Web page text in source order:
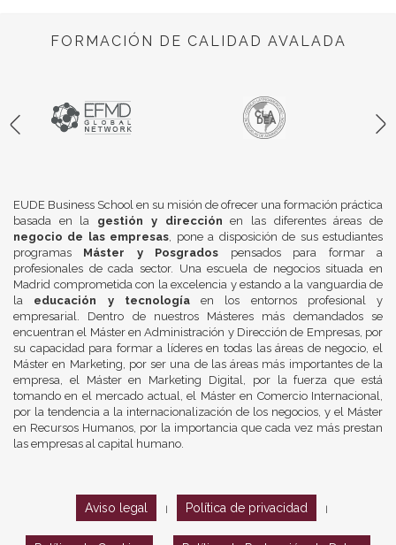
FORMACIÓN DE CALIDAD AVALADA
EUDE Business School en su misión de ofrecer una formación práctica
basada en la gestión y dirección en las diferentes áreas de
negocio de las empresas, pone a disposición de sus estudiantes
programas Máster y Posgrados pensados para formar a
profesionales de cada sector. Una escuela de negocios situada en
Madrid comprometida con la excelencia y estando a la vanguardia de
la educación y tecnologíaen los entornos profesional y
empresarial. Dentro de nuestros Másteres más demandados se
encuentran el Máster en Administración y Dirección de Empresas, por
su capacidad para formar a líderes en todas las áreas de negocio, el
Máster en Marketing, por ser una de las áreas más importantes de la
empresa, el Máster en Marketing Digital, por la fuerza que está
tomando en el mercado actual, el Máster en Comercio Internacional,
por la tendencia a la internacionalización de los negocios, y el Máster
en Recursos Humanos, por la importancia que cada vez más prestan
las empresas al capital humano.
Aviso legal Política de privacidad